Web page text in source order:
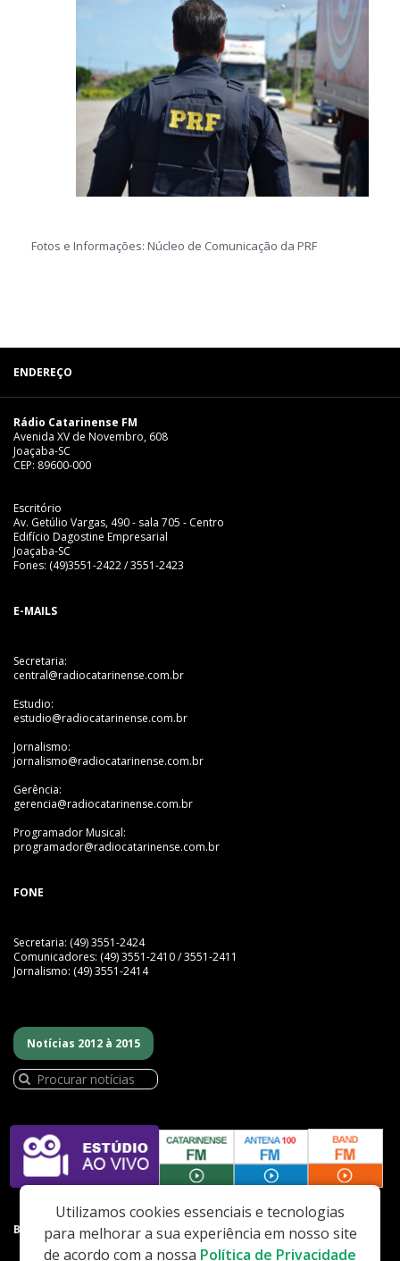
Fotos e Informações: Núcleo de Comunicação da PRF
ENDEREÇO
Rádio Catarinense FM
Avenida XV de Novembro, 608
Joaçaba-SC
CEP: 89600-000
Escritório
Av. Getúlio Vargas, 490 - sala 705 - Centro
Edifício Dagostine Empresarial
Joaçaba-SC
Fones: (49)3551-2422 / 3551-2423
E-MAILS
Secretaria:
central@radiocatarinense.com.br
Estudio:
estudio@radiocatarinense.com.br
Jornalismo:
jornalismo@radiocatarinense.com.br
Gerência:
gerencia@radiocatarinense.com.br
Programador Musical:
programador@radiocatarinense.com.br
FONE
Secretaria: (49) 3551-2424
Comunicadores: (49) 3551-2410 / 3551-2411
Jornalismo: (49) 3551-2414
Notícias 2012 à 2015
BAIXE NOSSO APP
Utilizamos cookies essenciais e tecnologias
para melhorar a sua experiência em nosso site
de acordo com a nossa Política de Privacidade